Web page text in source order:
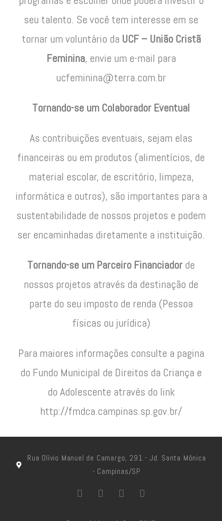
seu talento. Se você tem interesse em se
tornar um voluntário da UCF – União Cristã
Feminina, envie um e-mail para
ucfeminina@terra.com.br
Tornando-se um Colaborador Eventual
As contribuições eventuais, sejam elas
financeiras ou em produtos (alimentícios, de
material escolar, de escritório, limpeza,
informática e outros), são importantes para a
sustentabilidade de nossos projetos e podem
ser encaminhadas diretamente a instituição.
Tornando-se um Parceiro Financiadorde
nossos projetos através da destinação de
parte do seu imposto de renda (Pessoa
físicas ou jurídica)
Para maiores informações consulte a pagina
do Fundo Municipal de Direitos da Criança e
do Adolescente através do link
http://fmdca.campinas.sp.gov.br/
Rua Olívio Manuel de Camargo, 291 - Jd. Santa Mônica
- Campinas/SP